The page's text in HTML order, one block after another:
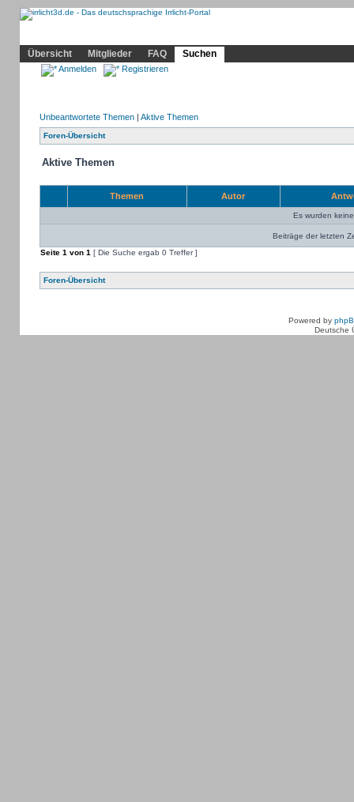
Übersicht
Mitglieder FAQ Suchen
Anmelden Registrieren
Unbeantwortete Themen| Aktive Themen
Foren-Übersicht
Aktive Themen
Themen Autor
Es wurden
Beiträge der letzten
Seite 1 von 1 [ Die Suche ergab 0 Treffer ]
Foren-Übersicht
Powered by
Deutsche